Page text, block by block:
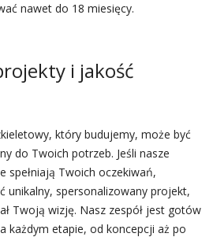
nawet do 18 miesięcy.
i jakość
który budujemy, może być
do Twoich potrzeb. Jeśli nasze
spełniają Twoich oczekiwań,
unikalny, spersonalizowany projekt,
Twoją wizję. Nasz zespół jest gotów
każdym etapie, od koncepcji aż po